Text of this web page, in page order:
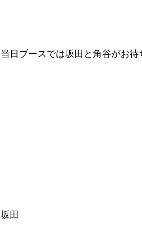
当日ブースでは坂田と角谷がお待
坂田